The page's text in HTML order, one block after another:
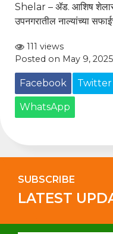
Shelar – ॲड. आशिष
उपनगरातील नाल्यांच्या
111 views
Posted on May 9, 2025
Facebook Twitter
WhatsApp
SUBSCRIBE
LATEST